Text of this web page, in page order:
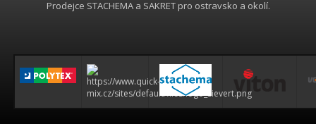
Prodejce STACHEMA a SAKRET pro ostravsko a okolí.